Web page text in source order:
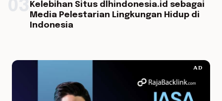
Kelebihan Situs dlhindonesia.id sebagai
Media Pelestarian Lingkungan Hidup di
Indonesia
AD